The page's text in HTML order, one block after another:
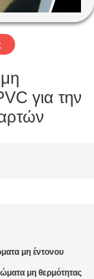
για την
μη έντονου
μη θερμότητας